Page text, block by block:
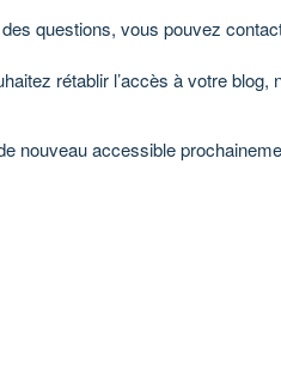
questions, vous pouvez
rétablir l’accès à votre blog,
nouveau accessible